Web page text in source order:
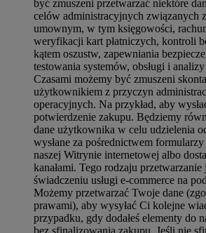
być zmuszeni przetwarzać niektóre
celów administracyjnych związanych
umownym, w tym księgowości,
weryfikacji kart płatniczych, kontroli
kątem oszustw, zapewniania
testowania systemów, obsługi i
Czasami możemy być zmuszeni
użytkownikiem z przyczyn
operacyjnych. Na przykład, aby
potwierdzenie zakupu. Będziemy
dane użytkownika w celu udzielenia
wysłane za pośrednictwem
naszej Witrynie internetowej albo
kanałami. Tego rodzaju przetwarzanie
świadczeniu usługi e-commerce na
Możemy przetwarzać Twoje dane
prawami), aby wysyłać Ci kolejne
przypadku, gdy dodałeś elementy do